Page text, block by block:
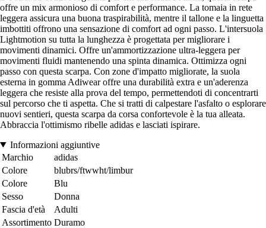
offre un mix armonioso di comfort e performance. La tomaia in rete
leggera assicura una buona traspirabilità, mentre il tallone e la linguetta
imbottiti offrono una sensazione di comfort ad ogni passo. L'intersuola
Lightmotion su tutta la lunghezza è progettata per migliorare i
movimenti dinamici. Offre un'ammortizzazione ultra-leggera per
movimenti fluidi mantenendo una spinta dinamica. Ottimizza ogni
passo con questa scarpa. Con zone d'impatto migliorate, la suola
esterna in gomma Adiwear offre una durabilità extra e un'aderenza
leggera che resiste alla prova del tempo, permettendoti di concentrarti
sul percorso che ti aspetta. Che si tratti di calpestare l'asfalto o esplorare
nuovi sentieri, questa scarpa da corsa confortevole è la tua alleata.
Abbraccia l'ottimismo ribelle adidas e lasciati ispirare.
Informazioni aggiuntive
Marchio
adidas
Colore
blubrs/ftwwht/limbur
Colore
Blu
Sesso
Donna
Fascia d'età
Adulti
Assortimento Duramo